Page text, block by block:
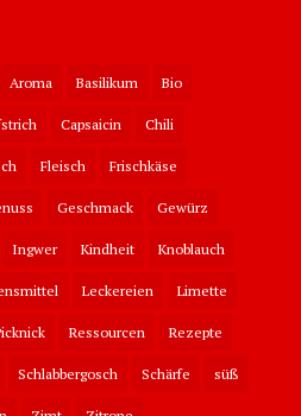
Aroma Basilikum Bio
Capsaicin Chili
Fleisch Frischkäse
Geschmack Gewürz
Ingwer Kindheit Knoblauch
Leckereien Limette
Ressourcen Rezepte
Schlabbergosch Schärfe süß